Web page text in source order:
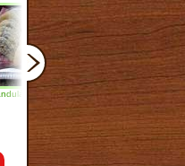
Csokoládés-
narancs torta